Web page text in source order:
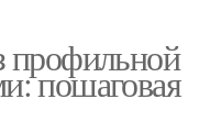
профильной
пошаговая